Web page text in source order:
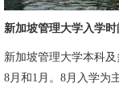
新加坡管理大学入学时
新加坡管理大学本科
8月和1月。8月入学为